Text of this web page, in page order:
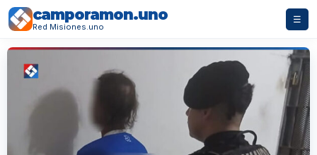
camporamon.uno
Red Misiones.uno
☰